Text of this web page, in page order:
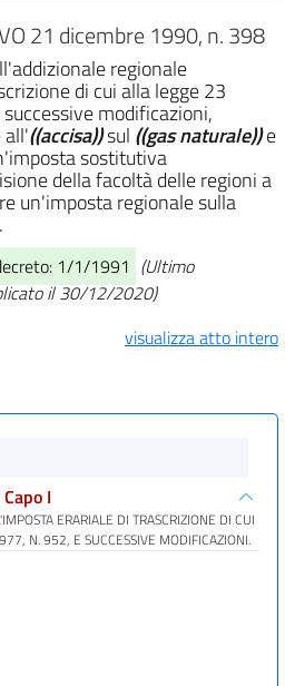
21 dicembre 1990, n. 398
regionale
di cui alla legge 23
modificazioni,
all'((accisa))sul ((gas naturale))e
sostitutiva
della facoltà delle regioni a
un'imposta regionale sulla
1/1/1991 (Ultimo
il 30/12/2020)
visualizza atto intero
Capo I
ERARIALE DI TRASCRIZIONE DI CUI
N. 952, E SUCCESSIVE MODIFICAZIONI.